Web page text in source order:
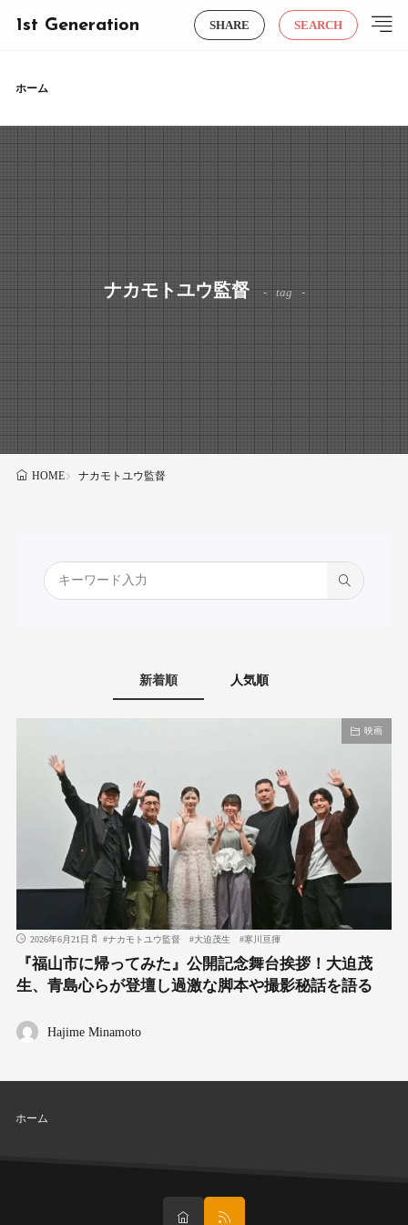
1st Generation SHARE SEARCH
ホーム
ナカモトユウ監督 tag
HOME ナカモトユウ監督
新着順 人気順
映画
2026年6月21日 #ナカモトユウ監督 #大迫茂生 #寒川亘揮
『福山市に帰ってみた』公開記念舞台挨拶！大迫茂
生、青島心らが登壇し過激な脚本や撮影秘話を語る
Hajime Minamoto
ホーム